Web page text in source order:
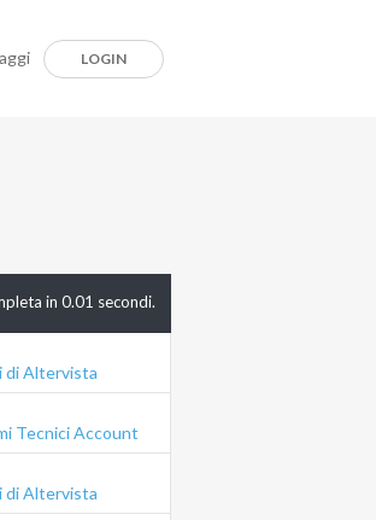
LOGIN
in 0.01 secondi.
di Altervista
Tecnici Account
di Altervista